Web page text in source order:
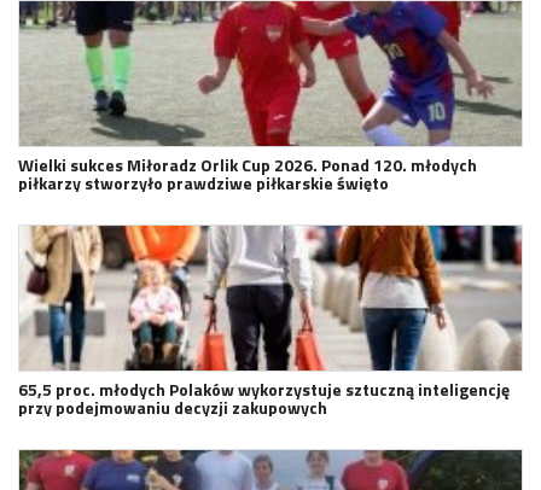
Wielki sukces Miłoradz Orlik Cup 2026. Ponad 120. młodych
piłkarzy stworzyło prawdziwe piłkarskie święto
65,5 proc. młodych Polaków wykorzystuje sztuczną inteligencję
przy podejmowaniu decyzji zakupowych